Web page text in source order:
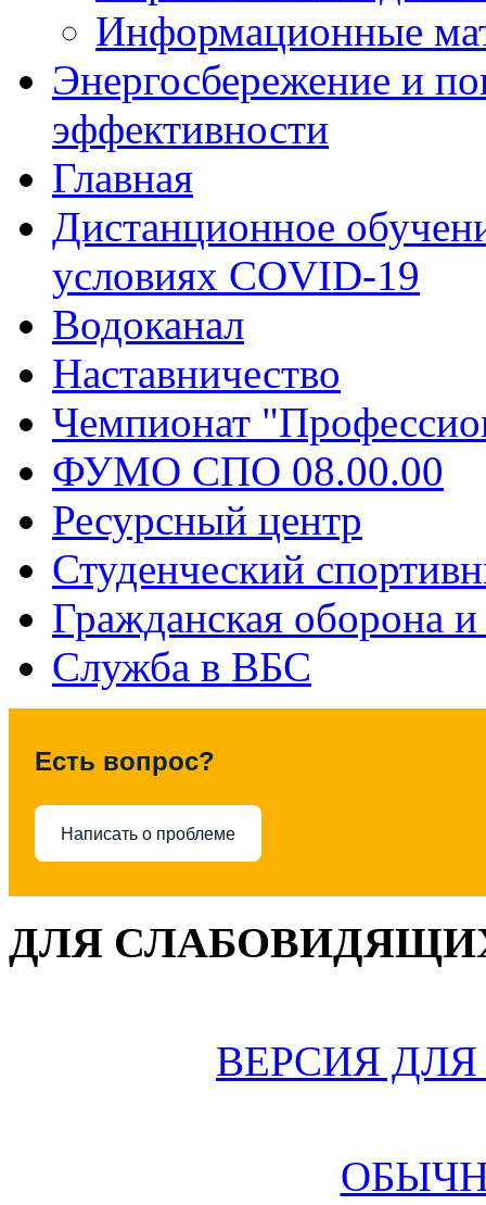
Информационные
Энергосбережение и
эффективности
Главная
Дистанционное
условиях COVID-19
Водоканал
Наставничество
Чемпионат
ФУМО СПО 08.00.00
Ресурсный центр
Студенческий
Гражданская оборона
Служба в ВБС
Есть вопрос?
Написать о проблеме
ДЛЯ
ВЕРСИЯ